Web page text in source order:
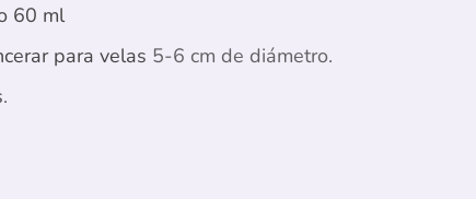
60 ml
para velas 5-6 cm de diámetro.
.